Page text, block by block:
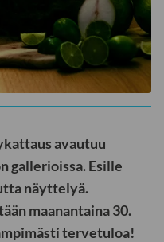
avautuu
gallerioissa. Esille
näyttelyä.
maanantaina 30.
tervetuloa!